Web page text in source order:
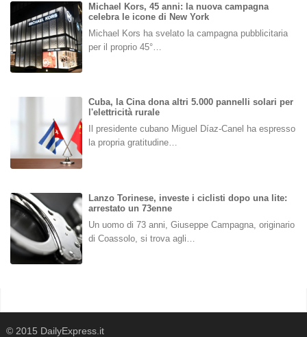
Michael Kors, 45 anni: la nuova campagna
celebra le icone di New York
Michael Kors ha svelato la campagna pubblicitaria
per il proprio 45°…
Cuba, la Cina dona altri 5.000 pannelli solari per
l'elettricità rurale
Il presidente cubano Miguel Díaz-Canel ha espresso
la propria gratitudine…
Lanzo Torinese, investe i ciclisti dopo una lite:
arrestato un 73enne
Un uomo di 73 anni, Giuseppe Campagna, originario
di Coassolo, si trova agli…
© 2015 DailyExpress.it